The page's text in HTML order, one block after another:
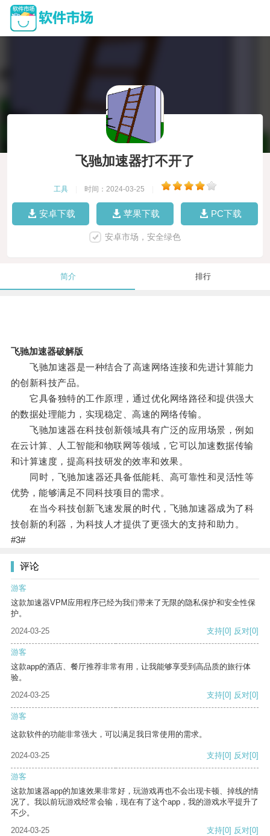
飞驰加速器打不开了
工具 时间：2024-03-25
安卓下载 苹果下载 PC下载
安卓市场，安全绿色
简介 排行
飞驰加速器破解版
飞驰加速器是一种结合了高速网络连接和先进计算能力
的创新科技产品。
它具备独特的工作原理，通过优化网络路径和提供强大
的数据处理能力，实现稳定、高速的网络传输。
飞驰加速器在科技创新领域具有广泛的应用场景，例如
在云计算、人工智能和物联网等领域，它可以加速数据传输
和计算速度，提高科技研发的效率和效果。
同时，飞驰加速器还具备低能耗、高可靠性和灵活性等
优势，能够满足不同科技项目的需求。
在当今科技创新飞速发展的时代，飞驰加速器成为了科
技创新的利器，为科技人才提供了更强大的支持和助力。
#3#
评论
游客
这款加速器VPM应用程序已经为我们带来了无限的隐私保护和安全性保
护。
2024-03-25
支持[0] 反对[0]
游客
这款app的酒店、餐厅推荐非常有用，让我能够享受到高品质的旅行体
验。
2024-03-25
支持[0] 反对[0]
游客
这款软件的功能非常强大，可以满足我日常使用的需求。
2024-03-25 支持[0] 反对[0]
游客
这款加速器app的加速效果非常好，玩游戏再也不会出现卡顿、掉线的情
况了。我以前玩游戏经常会输，现在有了这个app，我的游戏水平提升了
不少。
2024-03-25
支持[0] 反对[0]